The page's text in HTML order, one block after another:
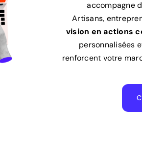
accompagne
Artisans,
vision en actions
personnalisées
renforcent votre